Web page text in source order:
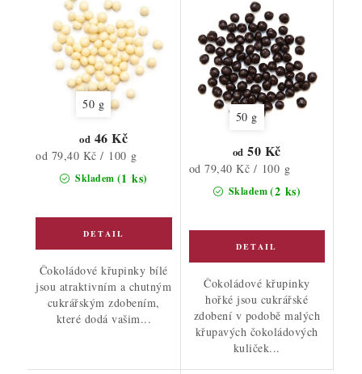
50 g
Skladem (1 ks)
od 46 Kč
Měrná
od 79,40 Kč / 100 g
Čokoládové křupinky bílé
jsou atraktivním a chutným
cukrářským zdobením,
které dodá vašim...
50 g
Skladem(2 ks)
od 50 Kč
Měrná
od 79,40 Kč / 100 g
Čokoládové křupinky
hořké jsou cukrářské
zdobení v podobě malých
křupavých čokoládových
kuliček...